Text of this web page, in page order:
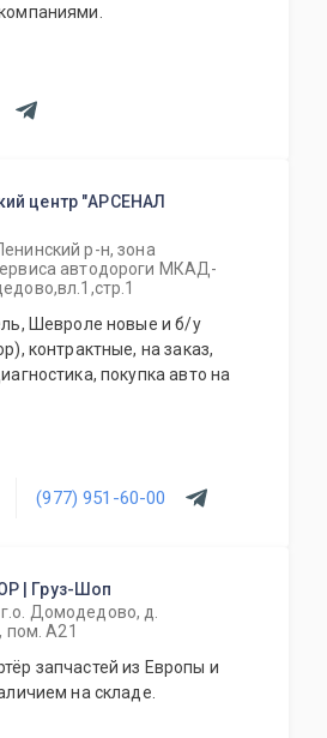
центр "АРСЕНАЛ
р-н, зона
автодороги МКАД-
Шевроле новые и б/у
контрактные, на заказ,
покупка авто на
(977) 951-60-00
| Груз-Шоп
Домодедово, д.
пом. А21
запчастей из Европы и
на складе.